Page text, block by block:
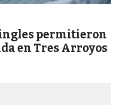
permitieron
en Tres Arroyos